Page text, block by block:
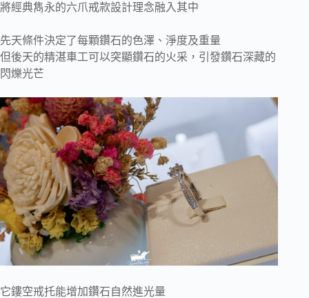
將經典雋永的六爪戒款設計理念融入其中
先天條件決定了每顆鑽石的色澤、淨度及重量
但後天的精湛車工可以突顯鑽石的火采，引發鑽石深藏的
閃爍光芒
它鏤空戒托能增加鑽石自然進光量